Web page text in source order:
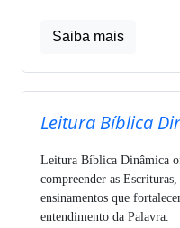
Saiba mais
Leitura Bíblica
Leitura Bíblica Dinâmica
compreender as
ensinamentos que
entendimento da Palavra.